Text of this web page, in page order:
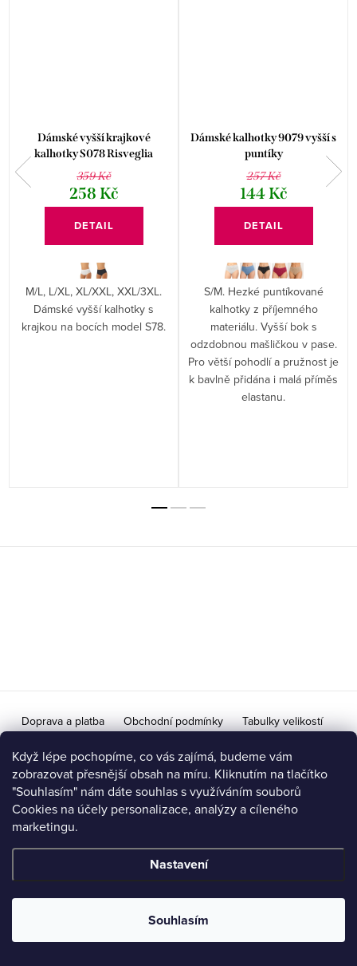
Když lépe pochopíme, co vás zajímá, budeme vám
zobrazovat přesnější obsah na míru. Kliknutím na tlačítko
"Souhlasím" nám dáte souhlas s využíváním souborů
Cookies na účely personalizace, analýzy a cíleného
marketingu.
Nastavení
Souhlasím
Dámské vyšší krajkové
kalhotky S078 Risveglia
359 Kč
258 Kč
DETAIL
M/L, L/XL, XL/XXL, XXL/3XL.
Dámské vyšší kalhotky s
krajkou na bocích model S78.
Dámské kalhotky 9079 vyšší s
puntíky
257 Kč
144 Kč
DETAIL
S/M. Hezké puntíkované
kalhotky z příjemného
materiálu. Vyšší bok s
odzdobnou mašličkou v pase.
Pro větší pohodlí a pružnost je
k bavlně přidána i malá příměs
elastanu.
Doprava a platba Obchodní podmínky Tabulky velikostí
Doprava na Slovensko / Výměna vrácení zboží pro SR
Ochrana osobních údajů a podmínky zpracování
Možnost vrácení / výměny zboží do 14 dní
nastavení cookies